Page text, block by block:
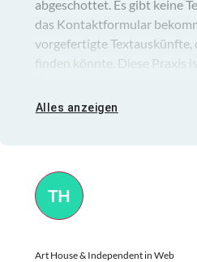
abgeschottet. Es gibt keine
das Kontaktformular
vorgefertigte Textauskünfte,
finden könnte. Diese Praxis
Alles anzeigen
TH
Art House & Independent in Web